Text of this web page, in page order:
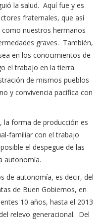
la salud. Aquí fue y es
fraternales, que así
nuestros hermanos
graves. También,
en los conocimientos de
el trabajo en la tierra.
de mismos pueblos
y convivencia pacífica con
la forma de producción es
familiar con el trabajo
el despegue de las
autonomía.
de autonomía, es decir, del
de Buen Gobiernos, en
10 años, hasta el 2013
relevo generacional. Del